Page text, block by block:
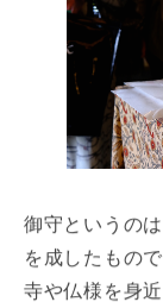
御守というの
を成したもの
寺や仏様を身